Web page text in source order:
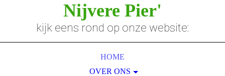
Nijvere Pier'
kijk eens rond op onze website:
HOME
OVER ONS